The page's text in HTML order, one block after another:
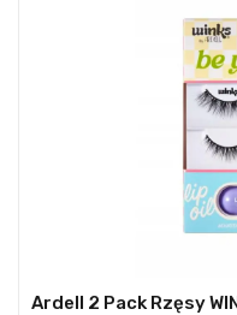
Ardell 2 Pack Rzęsy